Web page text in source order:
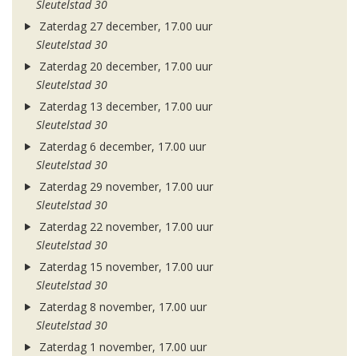
Sleutelstad 30
Zaterdag 27 december, 17.00 uur
Sleutelstad 30
Zaterdag 20 december, 17.00 uur
Sleutelstad 30
Zaterdag 13 december, 17.00 uur
Sleutelstad 30
Zaterdag 6 december, 17.00 uur
Sleutelstad 30
Zaterdag 29 november, 17.00 uur
Sleutelstad 30
Zaterdag 22 november, 17.00 uur
Sleutelstad 30
Zaterdag 15 november, 17.00 uur
Sleutelstad 30
Zaterdag 8 november, 17.00 uur
Sleutelstad 30
Zaterdag 1 november, 17.00 uur